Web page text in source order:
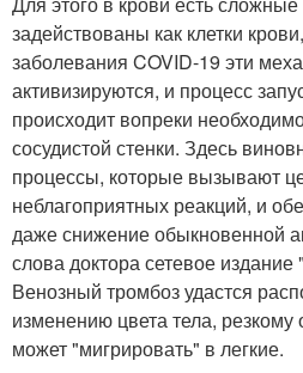
задействованы как клетки
заболевания COVID-19 эти
активизируются, и процесс
происходит вопреки
сосудистой стенки. Здесь
процессы, которые вызывают
неблагоприятных реакций, и
даже снижение обыкновенной
слова доктора сетевое
Венозный тромбоз удастся
изменению цвета тела, резкому
может "мигрировать" в легкие.